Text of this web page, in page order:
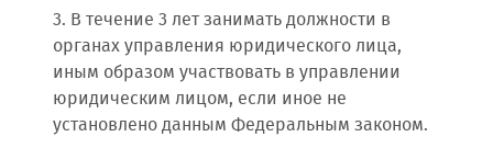
3. В течение 3 лет занимать должности в
органах управления юридического лица,
иным образом участвовать в управлении
юридическим лицом, если иное не
установлено данным Федеральным законом.